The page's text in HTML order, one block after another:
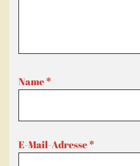
Name*
E-Mail-Adresse*